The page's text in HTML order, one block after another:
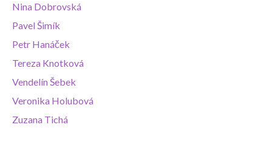
Nina Dobrovská
Pavel Šimík
Petr Hanáček
Tereza Knotková
Vendelín Šebek
Veronika Holubová
Zuzana Tichá